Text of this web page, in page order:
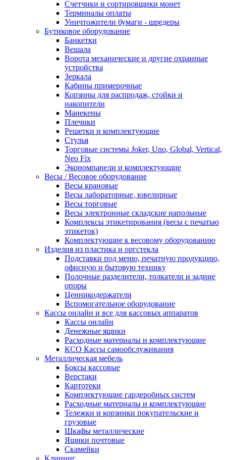
Счетчики и сортировщики монет
Терминалы оплаты
Уничтожители бумаги - шредеры
Бутиковое оборудование
Банкетки
Вешала
Ворота механические и другие охранные
устройства
Зеркала
Кабины примерочные
Корзины для распродаж, стойки и
накопители
Манекены
Плечики
Решетки и комплектующие
Стулья
Торговые системы Joker, Uno, Global, Vertical,
Neo Fix
Экономпанели и комплектующие
Весы / Весовое оборудование
Весы крановые
Весы лабораторные, ювелирные
Весы торговые
Весы электронные складские напольные
Комплексы этикетирования (весы с печатью
этикеток)
Комплектующие к весовому оборудованию
Изделия из пластика и оргстекла
Подставки под меню, печатную продукцию,
офисную и бытовую технику
Полочные разделители, толкатели и задние
опоры
Ценникодержатели
Вспомогательное оборудование
Кассы онлайн и все для кассовых аппаратов
Кассы онлайн
Денежные ящики
Расходные материалы и комплектующие
КСО Кассы самообслуживания
Металлическая мебель
Боксы кассовые
Верстаки
Картотеки
Комплектующие гардеробных систем
Расходные материалы и комплектующие
Тележки и корзинки покупательские и
грузовые
Шкафы металлические
Ящики почтовые
Скамейки
Клининг